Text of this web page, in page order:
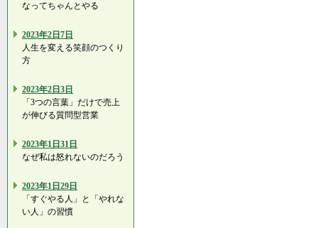
なってちゃんとやる
2023年2日7日
人生を変える笑顔のつくり
方
2023年2日3日
「3つの言葉」だけで売上
が伸びる質問型営業
2023年1日31日
なぜ私は怒れないのだろう
2023年1日29日
「すぐやる人」と「やれな
い人」の習慣